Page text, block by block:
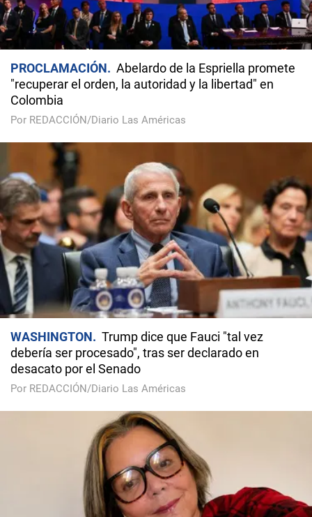
PROCLAMACIÓN
Abelardo de la Espriella promete
"recuperar el orden, la autoridad y la libertad" en
Colombia
Por REDACCIÓN/Diario Las Américas
WASHINGTON
Trump dice que Fauci "tal vez
debería ser procesado", tras ser declarado en
desacato por el Senado
Por REDACCIÓN/Diario Las Américas